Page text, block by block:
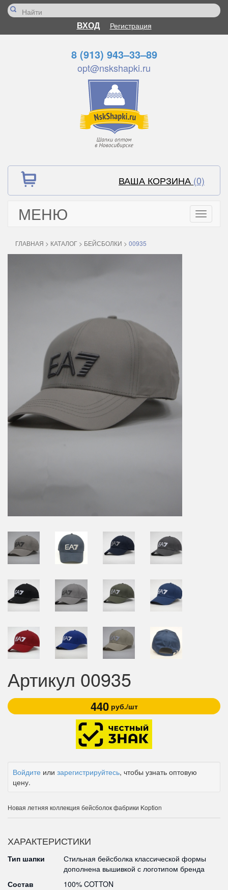
ВХОД Регистрация
8 (913) 943–33–89
opt@nskshapki.ru
ВАША КОРЗИНА (0)
МЕНЮ
Toggle
ГЛАВНАЯ > КАТАЛОГ > БЕЙСБОЛКИ > 00935
Артикул 00935
440руб./шт
Войдите или зарегистрируйтесь, чтобы узнать оптовую
цену.
Новая летняя коллекция бейсболок фабрики Koption
ХАРАКТЕРИСТИКИ
Тип шапки
Стильная бейсболка классической формы
дополнена вышивкой с логотипом бренда
Состав
100% COTTON